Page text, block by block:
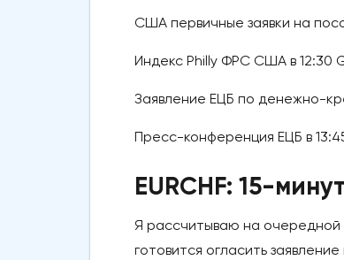
США первичные заявки на
Индекс Philly ФРС США в 12:30
Заявление ЕЦБ по денежно-
Пресс-конференция ЕЦБ в
EURCHF: 15-
Я рассчитываю на очередной
готовится огласить